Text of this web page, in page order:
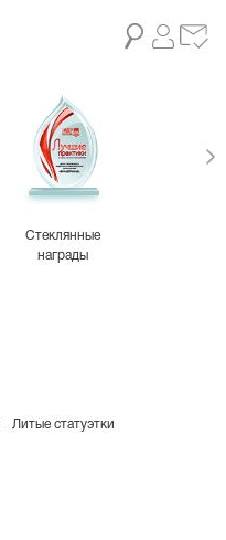
Стеклянные
награды
Литые статуэтки